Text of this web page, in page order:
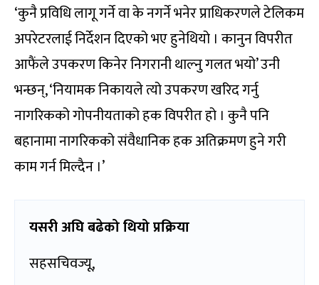
‘कुनै प्रविधि लागू गर्ने वा के नगर्ने भनेर प्राधिकरणले टेलिकम
अपरेटरलाई निर्देशन दिएको भए हुनेथियो । कानुन विपरीत
आफैंले उपकरण किनेर निगरानी थाल्नु गलत भयो’ उनी
भन्छन्, ‘नियामक निकायले त्यो उपकरण खरिद गर्नु
नागरिकको गोपनीयताको हक विपरीत हो । कुनै पनि
बहानामा नागरिकको संवैधानिक हक अतिक्रमण हुने गरी
काम गर्न मिल्दैन ।’
यसरी अघि बढेको थियो प्रक्रिया
सहसचिवज्यू,